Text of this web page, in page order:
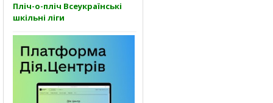
Пліч-о-пліч Всеукраїнські
шкільні ліги